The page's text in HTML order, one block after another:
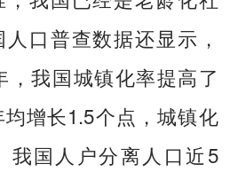
口普查数据还显示，
，我国城镇化率提高了
增长1.5个点，城镇化
我国人户分离人口近5